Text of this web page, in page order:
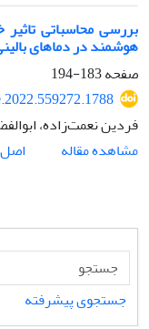
بررسی محاسباتی
هوشمند در دماهای
صفحه183-194
فردین نعمت‌زاده،
مشاهده مقاله
اصل
جستجوی پیشرفته